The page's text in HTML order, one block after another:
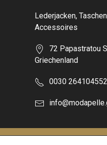
Lederjacken,
Accessoires
72 Papastratou
Griechenland
0030